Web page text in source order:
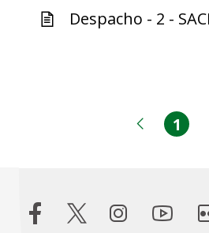
Despacho - 2 -
1